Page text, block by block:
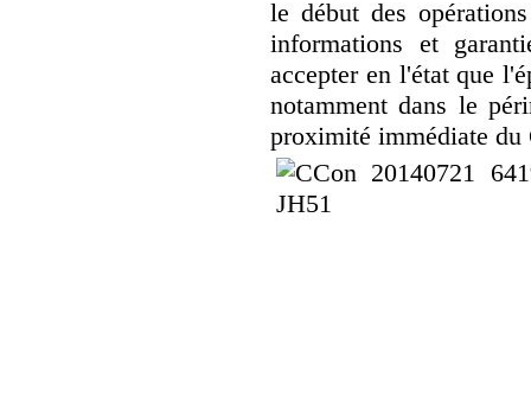
le début des
informations et
accepter en l'état que
notamment dans le
proximité immédiate du